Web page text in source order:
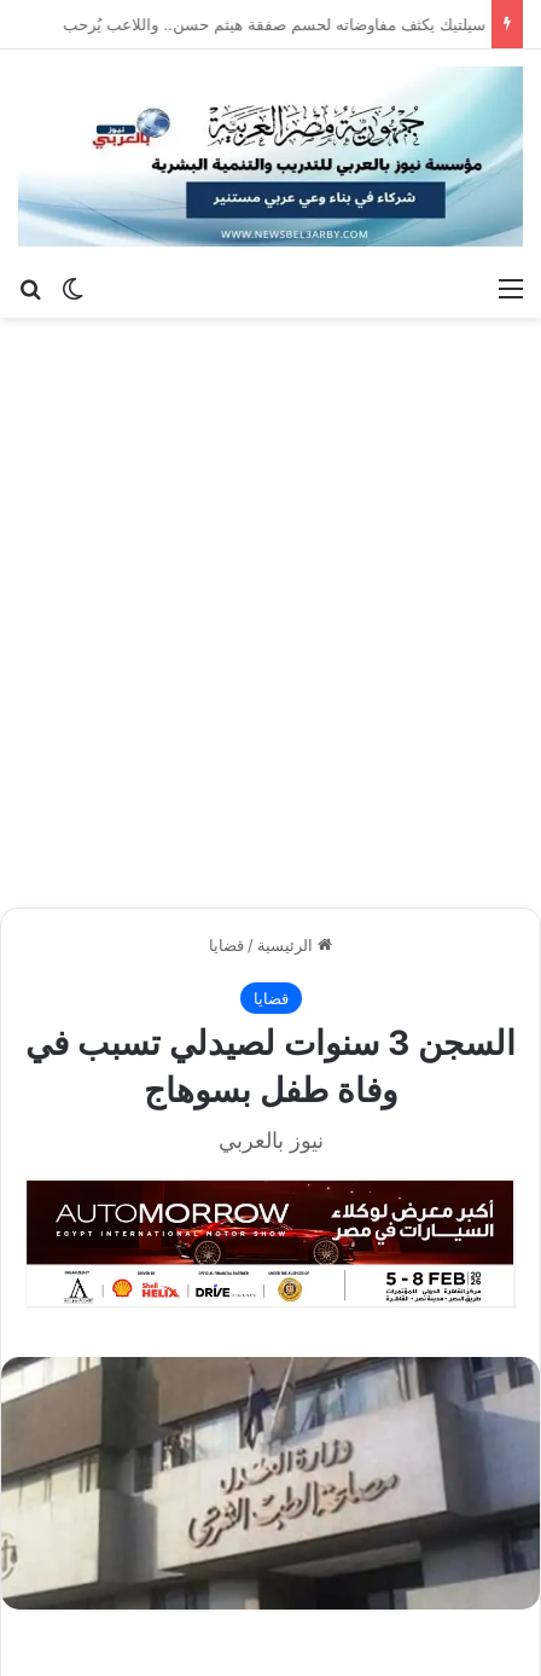
سيلتيك يكثف مفاوضاته لحسم صفقة هيثم حسن.. واللاعب يُرحب
الوضع القائمة
الرئيسية /قضايا
قضايا
السجن 3 سنوات لصيدلي تسبب في
وفاة طفل بسوهاج
نيوز بالعربي